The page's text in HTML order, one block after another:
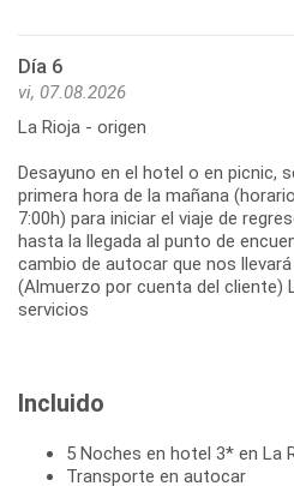
Día 6
vi, 07.08.2026
La Rioja - origen
Desayuno en el hotel o en picnic,
primera hora de la mañana
7:00h) para iniciar el viaje de
hasta la llegada al punto de
cambio de autocar que nos
(Almuerzo por cuenta del cliente)
servicios
Incluido
5 Noches en hotel 3* en La
Transporte en autocar